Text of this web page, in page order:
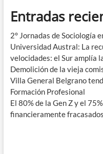
Entradas
2° Jornadas de Sociología
Universidad Austral: La
velocidades: el Sur amplía
Demolición de la vieja
Villa General Belgrano
Formación Profesional
El 80% de la Gen Z y el
financieramente fracasados